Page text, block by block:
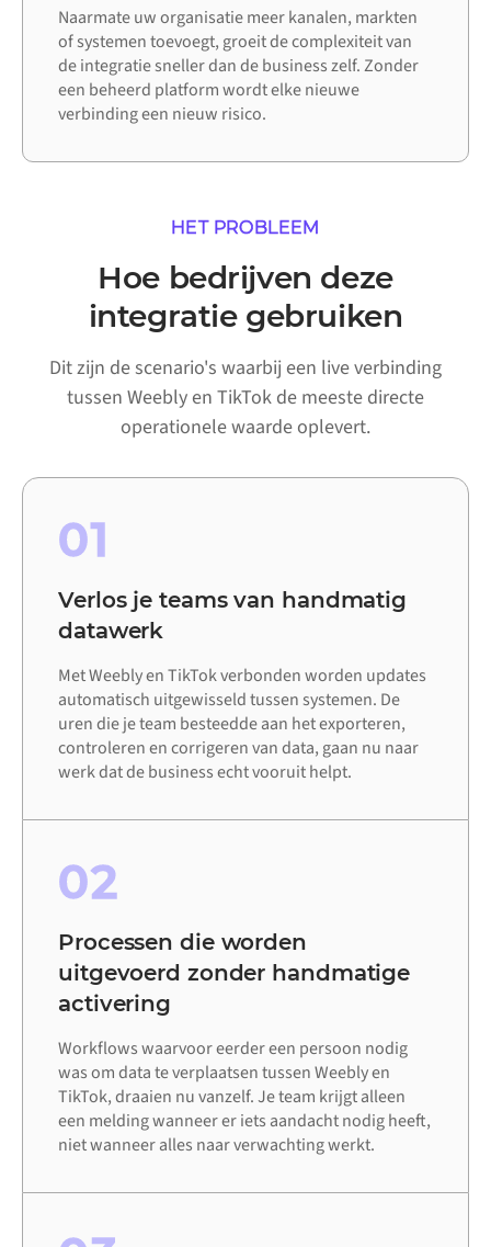
Naarmate uw organisatie meer kanalen, markten
of systemen toevoegt, groeit de complexiteit van
de integratie sneller dan de business zelf. Zonder
een beheerd platform wordt elke nieuwe
verbinding een nieuw risico.
HET PROBLEEM
Hoe bedrijven deze
integratie gebruiken
Dit zijn de scenario's waarbij een live verbinding
tussen Weebly en TikTok de meeste directe
operationele waarde oplevert.
01
Verlos je teams van handmatig
datawerk
Met Weebly en TikTok verbonden worden updates
automatisch uitgewisseld tussen systemen. De
uren die je team besteedde aan het exporteren,
controleren en corrigeren van data, gaan nu naar
werk dat de business echt vooruit helpt.
02
Processen die worden
uitgevoerd zonder handmatige
activering
Workflows waarvoor eerder een persoon nodig
was om data te verplaatsen tussen Weebly en
TikTok, draaien nu vanzelf. Je team krijgt alleen
een melding wanneer er iets aandacht nodig heeft,
niet wanneer alles naar verwachting werkt.